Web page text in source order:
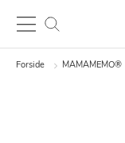
Forside MAMAMEMO®